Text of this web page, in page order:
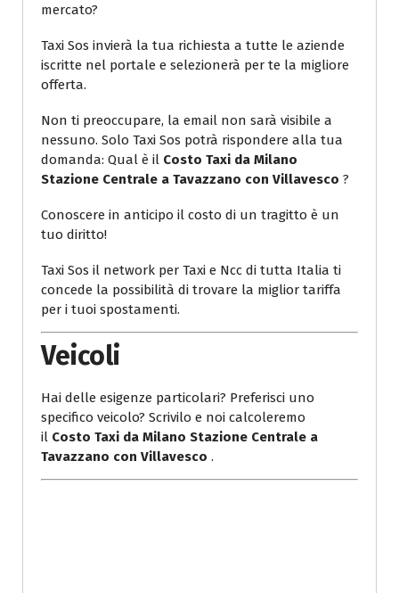
mercato?
Taxi Sos invierà la tua richiesta a tutte le aziende
iscritte nel portale e selezionerà per te la migliore
offerta.
Non ti preoccupare, la email non sarà visibile a
nessuno. Solo Taxi Sos potrà rispondere alla tua
domanda: Qual è il Costo Taxi da Milano
Stazione Centrale a Tavazzano con Villavesco ?
Conoscere in anticipo il costo di un tragitto è un
tuo diritto!
Taxi Sos il network per Taxi e Ncc di tutta Italia ti
concede la possibilità di trovare la miglior tariffa
per i tuoi spostamenti.
Veicoli
Hai delle esigenze particolari? Preferisci uno
specifico veicolo? Scrivilo e noi calcoleremo
il Costo Taxi da Milano Stazione Centrale a
Tavazzano con Villavesco .